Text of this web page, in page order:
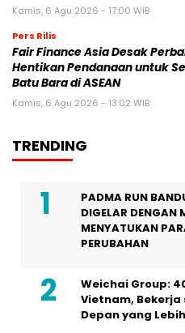
Kamis, 6 Agu 2026 - 17:00 WIB
Pers Rilis
Fair Finance Asia Desak
Hentikan Pendanaan untuk
Batu Bara di ASEAN
Kamis, 6 Agu 2026 - 13:02 WIB
TRENDING
PADMA RUN
DIGELAR DENGAN
MENYATUKAN
PERUBAHAN
Weichai Group:
Vietnam,
Depan yang